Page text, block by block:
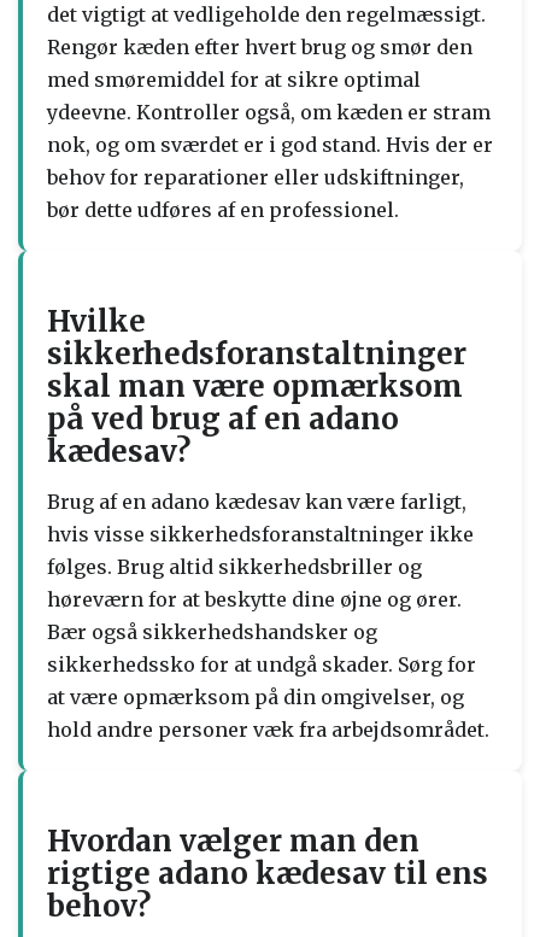
det vigtigt at vedligeholde den regelmæssigt.
Rengør kæden efter hvert brug og smør den
med smøremiddel for at sikre optimal
ydeevne. Kontroller også, om kæden er stram
nok, og om sværdet er i god stand. Hvis der er
behov for reparationer eller udskiftninger,
bør dette udføres af en professionel.
Hvilke
sikkerhedsforanstaltninger
skal man være opmærksom
på ved brug af en adano
kædesav?
Brug af en adano kædesav kan være farligt,
hvis visse sikkerhedsforanstaltninger ikke
følges. Brug altid sikkerhedsbriller og
høreværn for at beskytte dine øjne og ører.
Bær også sikkerhedshandsker og
sikkerhedssko for at undgå skader. Sørg for
at være opmærksom på din omgivelser, og
hold andre personer væk fra arbejdsområdet.
Hvordan vælger man den
rigtige adano kædesav til ens
behov?